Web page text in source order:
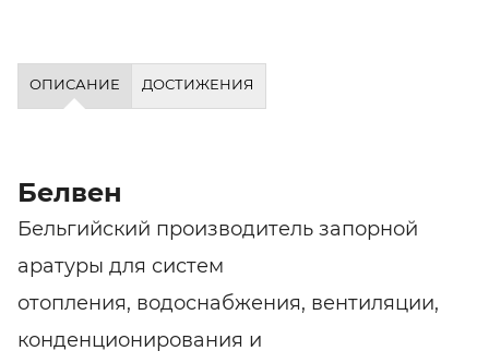
ОПИСАНИЕ ДОСТИЖЕНИЯ
Белвен
Бельгийский производитель запорной
аратуры для систем
отопления, водоснабжения, вентиляции,
конденционирования и